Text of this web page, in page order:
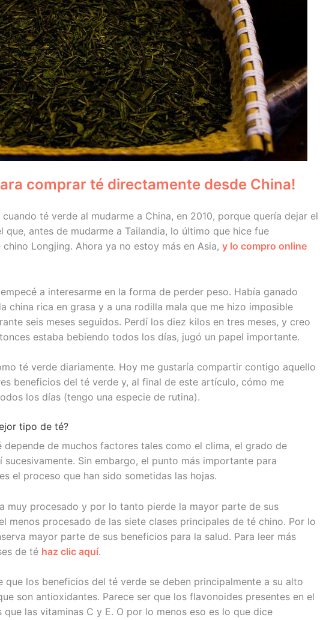
comprar té directamente desde China!
té verde al mudarme a China, en 2010, porque quería dejar el
antes de mudarme a Tailandia, lo último que hice fue
Longjing. Ahora ya no estoy más en Asia, y lo compro online
a interesarme en la forma de perder peso. Había ganado
china rica en grasa y a una rodilla mala que me hizo imposible
seis meses seguidos. Perdí los diez kilos en tres meses, y creo
estaba bebiendo todos los días, jugó un papel importante.
té verde diariamente. Hoy me gustaría compartir contigo aquello
beneficios del té verde y, al final de este artículo, cómo me
los días (tengo una especie de rutina).
tipo de té?
depende de muchos factores tales como el clima, el grado de
sucesivamente. Sin embargo, el punto más importante para
el proceso que han sido sometidas las hojas.
muy procesado ​​y por lo tanto pierde la mayor parte de sus
menos procesado de las siete clases principales de té chino. Por lo
mayor parte de sus beneficios para la salud. Para leer más
de té haz clic aquí.
que los beneficios del té verde se deben principalmente a su alto
son antioxidantes. Parece ser que los flavonoides presentes en el
las vitaminas C y E. O por lo menos eso es lo que dice